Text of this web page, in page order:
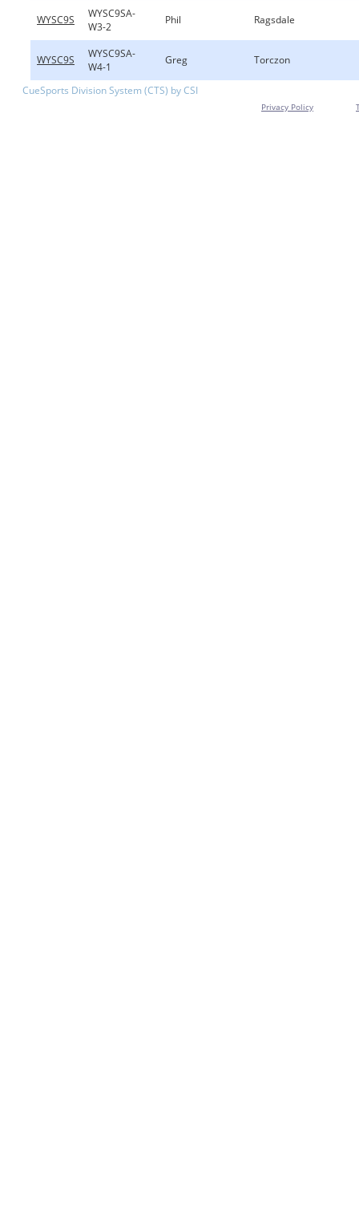
WYSC9S
WYSC9SA-
W3-2
Phil Ragsdale
WYSC9S
WYSC9SA-
W4-1
Greg Torczon
CueSports Division System (CTS) by CSI
Privacy Policy